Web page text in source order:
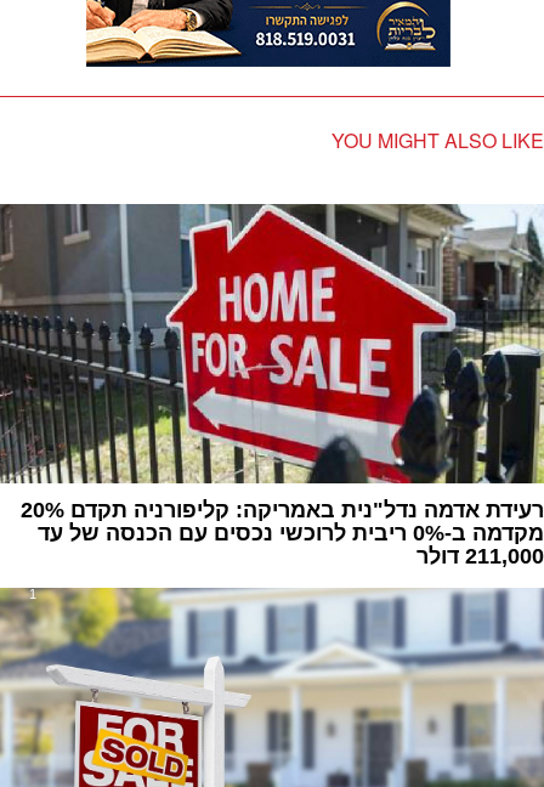
YOU MIGHT ALSO LIKE
רעידת אדמה נדל"נית באמריקה: ‏קליפורניה תקדם 20%
מקדמה ב-0% ריבית לרוכשי נכסים עם הכנסה של עד
211,000 דולר‏
1